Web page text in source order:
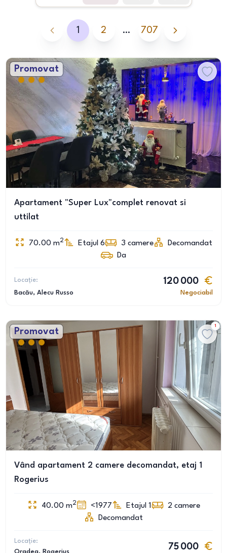
1 2 … 707
Promovat
Apartament "Super Lux"complet renovat si
uttilat
70.00 m2 Etajul 6 3 camere
Decomandat
Da
Locație:
Bacău, Alecu Russo
120 000
Negociabil
Promovat
1
Vând apartament 2 camere decomandat, etaj 1
Rogerius
40.00 m2 <1977 Etajul 1 2 camere
Decomandat
Locație:
75 000